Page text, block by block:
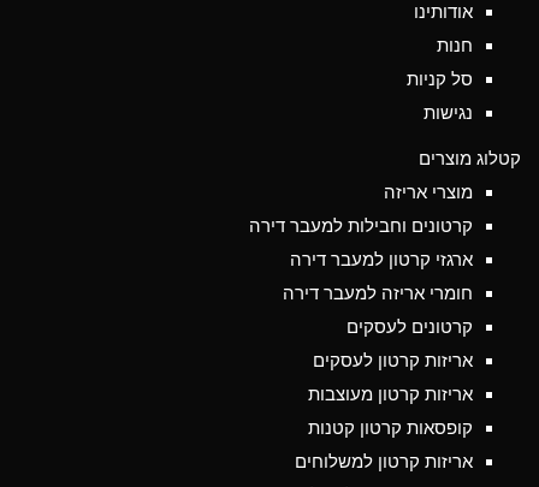
אודותינו
חנות
סל קניות
נגישות
קטלוג מוצרים
מוצרי אריזה
קרטונים וחבילות למעבר דירה
ארגזי קרטון למעבר דירה
חומרי אריזה למעבר דירה
קרטונים לעסקים
אריזות קרטון לעסקים
אריזות קרטון מעוצבות
קופסאות קרטון קטנות
אריזות קרטון למשלוחים